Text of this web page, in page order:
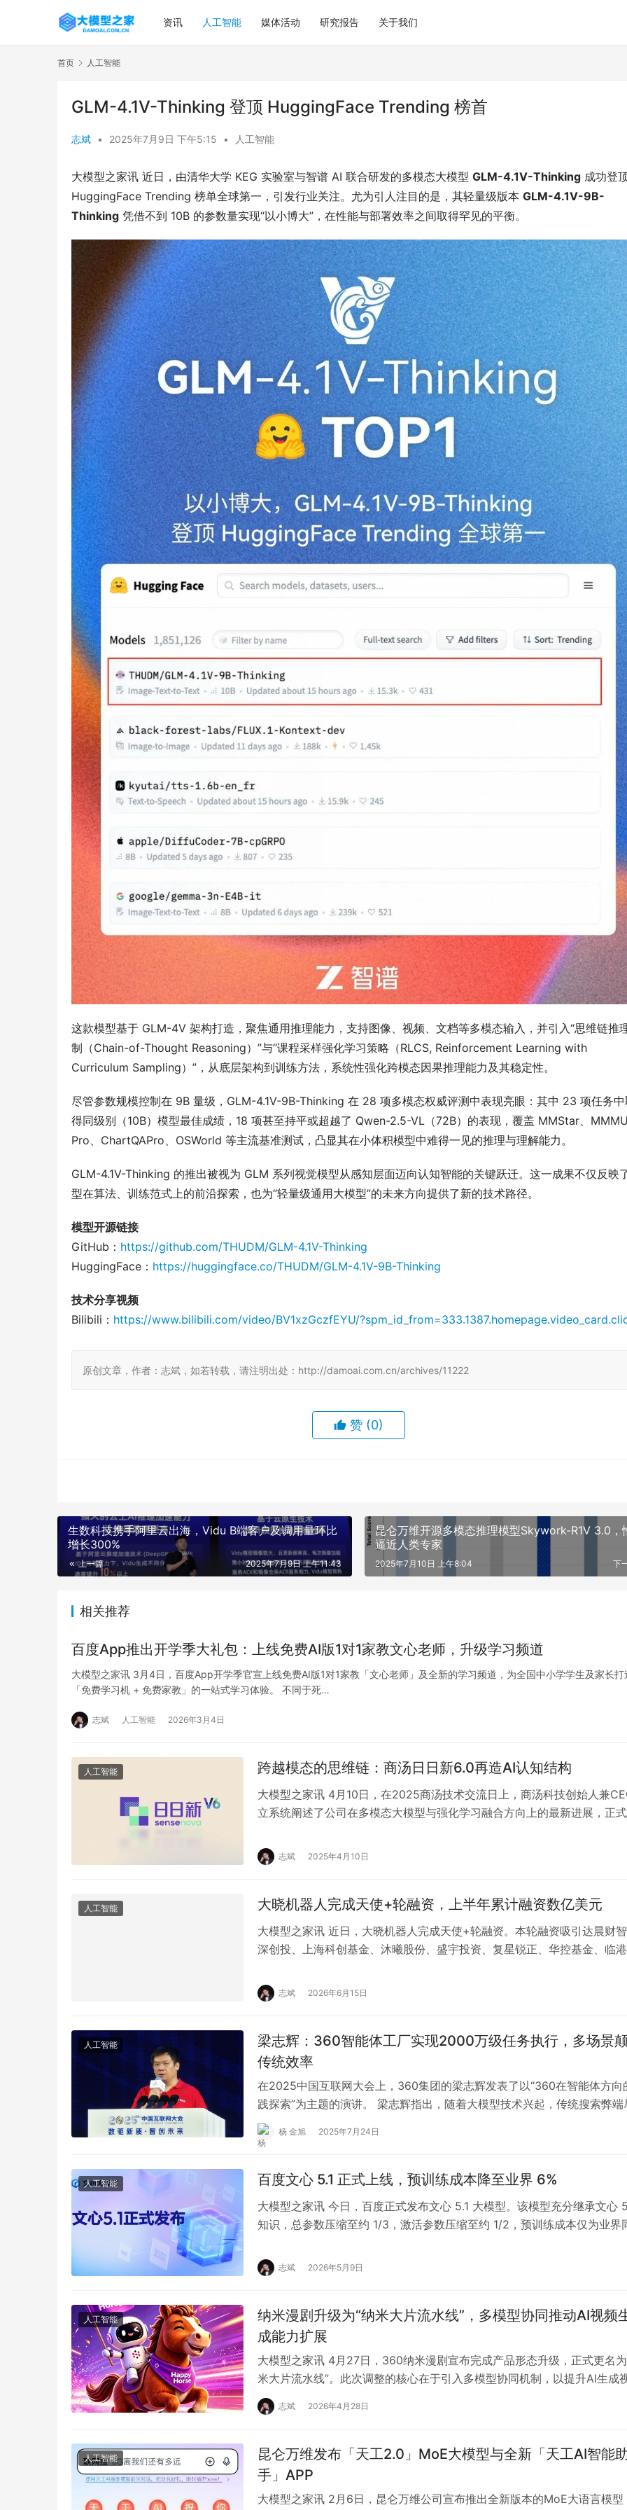
资讯 人工智能 媒体活动 研究报告 关于我们
首页 人工智能
GLM-4.1V-Thinking 登顶 HuggingFace Trending 榜首
志斌 • 2025年7月9日 下午5:15 • 人工智能
大模型之家讯 近日，由清华大学 KEG 实验室与智谱 AI 联合研发的多模态大模型 GLM-4.1V-Thinking 成功登
HuggingFace Trending 榜单全球第一，引发行业关注。尤为引人注目的是，其轻量级版本 GLM-4.1V-9B-
Thinking 凭借不到 10B 的参数量实现“以小博大”，在性能与部署效率之间取得罕见的平衡。
这款模型基于 GLM-4V 架构打造，聚焦通用推理能力，支持图像、视频、文档等多模态输入，并引入“思维链推
制（Chain-of-Thought Reasoning）”与“课程采样强化学习策略（RLCS, Reinforcement Learning with
Curriculum Sampling）”，从底层架构到训练方法，系统性强化跨模态因果推理能力及其稳定性。
尽管参数规模控制在 9B 量级，GLM-4.1V-9B-Thinking 在 28 项多模态权威评测中表现亮眼：其中 23 项任务中
得同级别（10B）模型最佳成绩，18 项甚至持平或超越了 Qwen-2.5-VL（72B）的表现，覆盖 MMStar、
Pro、ChartQAPro、OSWorld 等主流基准测试，凸显其在小体积模型中难得一见的推理与理解能力。
GLM-4.1V-Thinking 的推出被视为 GLM 系列视觉模型从感知层面迈向认知智能的关键跃迁。这一成果不仅反映
型在算法、训练范式上的前沿探索，也为“轻量级通用大模型”的未来方向提供了新的技术路径。
模型开源链接
GitHub： https://github.com/THUDM/GLM-4.1V-Thinking
HuggingFace： https://huggingface.co/THUDM/GLM-4.1V-9B-Thinking
技术分享视频
Bilibili： https://www.bilibili.com/video/BV1xzGczfEYU/
原创文章，作者：志斌，如若转载，请注明出处：http://damoai.com.cn/archives/11222
赞 (0)
生数科技携手阿里云出海，Vidu B端客户及调用量环比
增长300%
上一篇 2025年7月9日 上午11:43
昆仑万维开源多模态推理模型Skywork-R1V 3.0，
逼近人类专家
下
2025年7月10日 上午8:04
相关推荐
百度App推出开学季大礼包：上线免费AI版1对1家教文心老师，升级学习频道
大模型之家讯 3月4日，百度App开学季官宣上线免费AI版1对1家教「文心老师」及全新的学习频道，为全国中小学学生及家长打
「免费学习机 + 免费家教」的一站式学习体验。 不同于死…
志斌 人工智能 2026年3月4日
人工智能 跨越模态的思维链：商汤日日新6.0再造AI认知结构
大模型之家讯 4月10日，在2025商汤技术交流日上，商汤科技创始人兼
立系统阐述了公司在多模态大模型与强化学习融合方向上的最新进展，正式
志斌 2025年4月10日
人工智能 大晓机器人完成天使+轮融资，上半年累计融资数亿美元
大模型之家讯 近日，大晓机器人完成天使+轮融资。本轮融资吸引达晨财智
深创投、上海科创基金、沐曦股份、盛宇投资、复星锐正、华控基金、临港
志斌 2026年6月15日
人工智能
梁志辉：360智能体工厂实现2000万级任务执行，多场景
传统效率
在2025中国互联网大会上，360集团的梁志辉发表了以“360在智能体方向
践探索”为主题的演讲。 梁志辉指出，随着大模型技术兴起，传统搜索弊端
显，如提供链接有限、关键词越长效…
杨 金旭 2025年7月24日
人工智能 百度文心 5.1 正式上线，预训练成本降至业界 6%
大模型之家讯 今日，百度正式发布文心 5.1 大模型。该模型充分继承文心
知识，总参数压缩至约 1/3，激活参数压缩至约 1/2，预训练成本仅为业界
志斌 2026年5月9日
人工智能
纳米漫剧升级为“纳米大片流水线”，多模型协同推动AI视频
成能力扩展
大模型之家讯 4月27日，360纳米漫剧宣布完成产品形态升级，正式更名为
米大片流水线”。此次调整的核心在于引入多模型协同机制，以提升AI生成
内容的覆盖范围与生产效率。 据官…
志斌 2026年4月28日
人工智能
昆仑万维发布「天工2.0」MoE大模型与全新「天工AI智能
手」APP
大模型之家讯 2月6日，昆仑万维公司宣布推出全新版本的MoE大语言模型